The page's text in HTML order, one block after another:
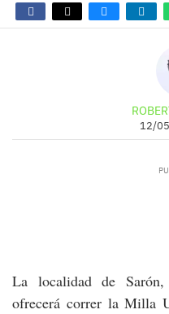
12/
La localidad de
ofrecerá correr la Milla